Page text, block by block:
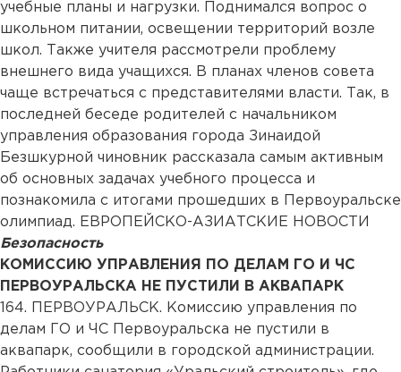
учебные планы и нагрузки. Поднимался вопрос о
школьном питании, освещении территорий возле
школ. Также учителя рассмотрели проблему
внешнего вида учащихся. В планах членов совета
чаще встречаться с представителями власти. Так, в
последней беседе родителей с начальником
управления образования города Зинаидой
Безшкурной чиновник рассказала самым активным
об основных задачах учебного процесса и
познакомила с итогами прошедших в Первоуральске
олимпиад. ЕВРОПЕЙСКО-АЗИАТСКИЕ НОВОСТИ
Безопасность
КОМИССИЮ УПРАВЛЕНИЯ ПО ДЕЛАМ ГО И ЧС
ПЕРВОУРАЛЬСКА НЕ ПУСТИЛИ В АКВАПАРК
164. ПЕРВОУРАЛЬСК. Комиссию управления по
делам ГО и ЧС Первоуральска не пустили в
аквапарк, сообщили в городской администрации.